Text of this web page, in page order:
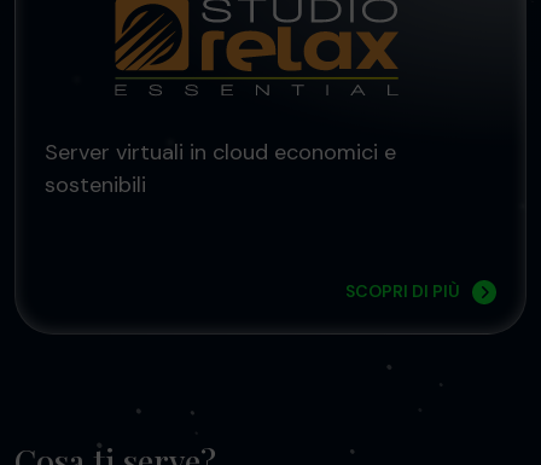
Server virtuali in cloud economici e
sostenibili
SCOPRI DI PIÙ